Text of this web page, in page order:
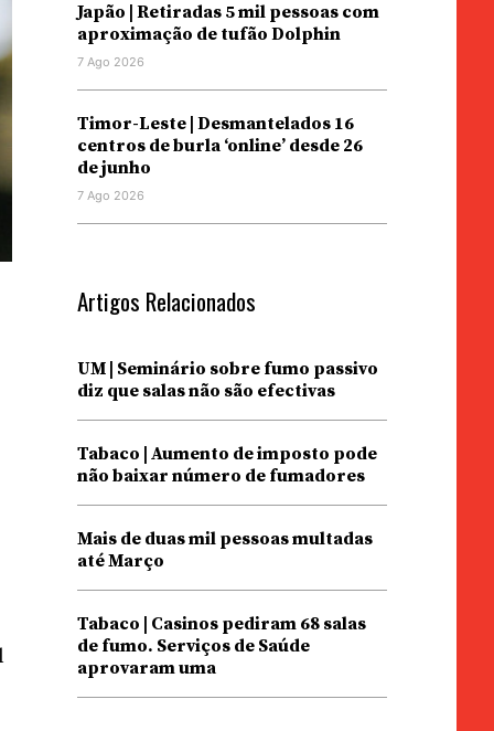
Japão | Retiradas 5 mil pessoas com
aproximação de tufão Dolphin
7 Ago 2026
Timor-Leste | Desmantelados 16
centros de burla ‘online’ desde 26
de junho
7 Ago 2026
Artigos Relacionados
UM | Seminário sobre fumo passivo
diz que salas não são efectivas
Tabaco | Aumento de imposto pode
não baixar número de fumadores
Mais de duas mil pessoas multadas
até Março
Tabaco | Casinos pediram 68 salas
de fumo. Serviços de Saúde
aprovaram uma